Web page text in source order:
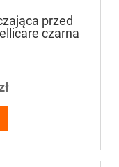
przed
czarna